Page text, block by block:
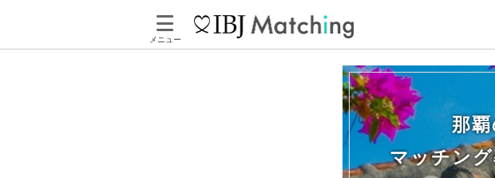
メニュー
那
マッチン